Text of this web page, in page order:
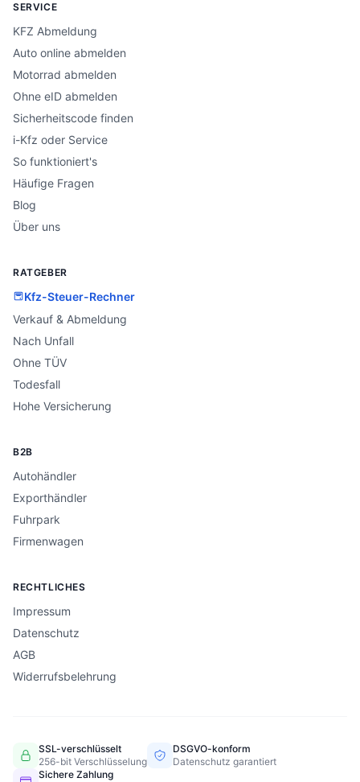
SERVICE
KFZ Abmeldung
Auto online abmelden
Motorrad abmelden
Ohne eID abmelden
Sicherheitscode finden
i-Kfz oder Service
So funktioniert's
Häufige Fragen
Blog
Über uns
RATGEBER
Kfz-Steuer-Rechner
Verkauf & Abmeldung
Nach Unfall
Ohne TÜV
Todesfall
Hohe Versicherung
B2B
Autohändler
Exporthändler
Fuhrpark
Firmenwagen
RECHTLICHES
Impressum
Datenschutz
AGB
Widerrufsbelehrung
SSL-verschlüsselt
256-bit Verschlüsselung
DSGVO-konform
Datenschutz garantiert
Sichere Zahlung